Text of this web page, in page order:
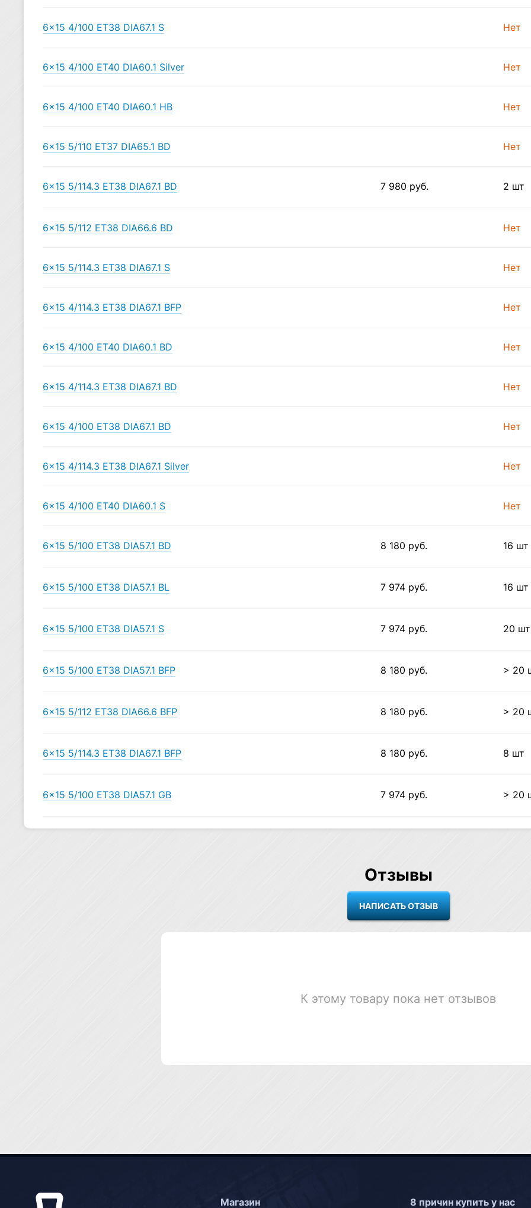
6×15 4/100 ET38 DIA67.1 S Нет
6×15 4/100 ET40 DIA60.1 Silver Нет
6×15 4/100 ET40 DIA60.1 HB Нет
6×15 5/110 ET37 DIA65.1 BD Нет
6×15 5/114.3 ET38 DIA67.1 BD 7 980 руб. 2 шт
6×15 5/112 ET38 DIA66.6 BD Нет
6×15 5/114.3 ET38 DIA67.1 S Нет
6×15 4/114.3 ET38 DIA67.1 BFP Нет
6×15 4/100 ET40 DIA60.1 BD Нет
6×15 4/114.3 ET38 DIA67.1 BD Нет
6×15 4/100 ET38 DIA67.1 BD Нет
6×15 4/114.3 ET38 DIA67.1 Silver Нет
6×15 4/100 ET40 DIA60.1 S Нет
6×15 5/100 ET38 DIA57.1 BD 8 180 руб. 16 шт
6×15 5/100 ET38 DIA57.1 BL 7 974 руб. 16 шт
6×15 5/100 ET38 DIA57.1 S 7 974 руб. 20 шт
6×15 5/100 ET38 DIA57.1 BFP 8 180 руб. > 20
6×15 5/112 ET38 DIA66.6 BFP 8 180 руб. > 20
6×15 5/114.3 ET38 DIA67.1 BFP 8 180 руб. 8 шт
6×15 5/100 ET38 DIA57.1 GB 7 974 руб. > 20
Отзывы
К этому товару пока нет отзывов
Магазин 8 причин купить у нас